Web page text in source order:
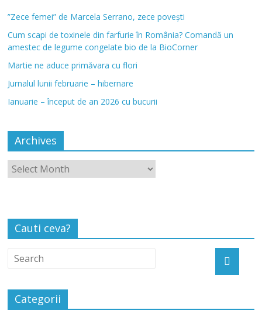
”Zece femei” de Marcela Serrano, zece povești
Cum scapi de toxinele din farfurie în România? Comandă un
amestec de legume congelate bio de la BioCorner
Martie ne aduce primăvara cu flori
Jurnalul lunii februarie – hibernare
Ianuarie – început de an 2026 cu bucurii
Archives
Cauti ceva?
Categorii